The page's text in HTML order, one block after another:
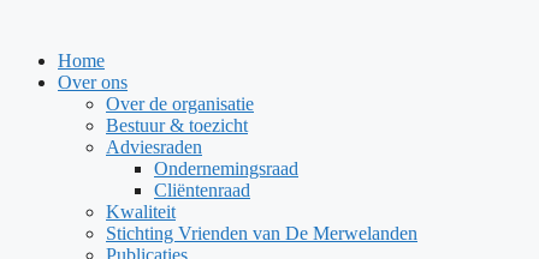
inhoud
Home
Over ons
Over de organisatie
Bestuur & toezicht
Adviesraden
Ondernemingsraad
Cliëntenraad
Kwaliteit
Stichting Vrienden van De Merwelanden
Publicaties